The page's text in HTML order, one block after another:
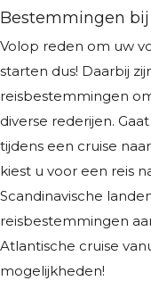
Bestemmingen
Volop reden om uw
starten dus! Daarbij
reisbestemmingen
diverse rederijen.
tijdens een cruise
kiest u voor een reis
Scandinavische
reisbestemmingen
Atlantische cruise
mogelijkheden!